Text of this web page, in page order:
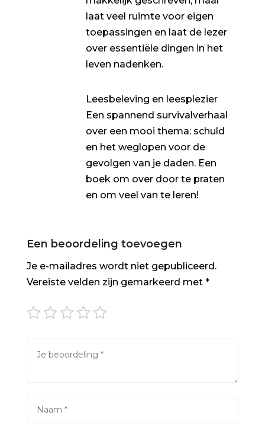
laat veel ruimte voor eigen
toepassingen en laat de lezer
over essentiële dingen in het
leven nadenken.
Leesbeleving en leesplezier
Een spannend survivalverhaal
over een mooi thema: schuld
en het weglopen voor de
gevolgen van je daden. Een
boek om over door te praten
en om veel van te leren!
Een beoordeling toevoegen
Je e-mailadres wordt niet gepubliceerd.
Vereiste velden zijn gemarkeerd met *